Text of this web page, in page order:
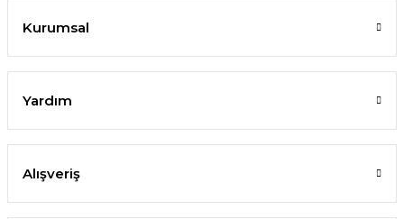
Kurumsal
Yardım
Alışveriş